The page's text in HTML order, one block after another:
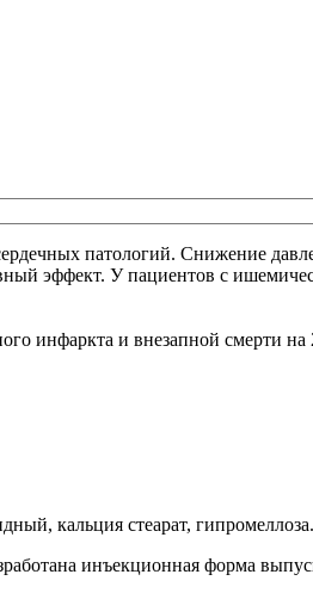
патологий. Снижение
эффект. У пациентов с
инфаркта и внезапной смерти на
кальция стеарат, гипромеллоза.
инъекционная форма